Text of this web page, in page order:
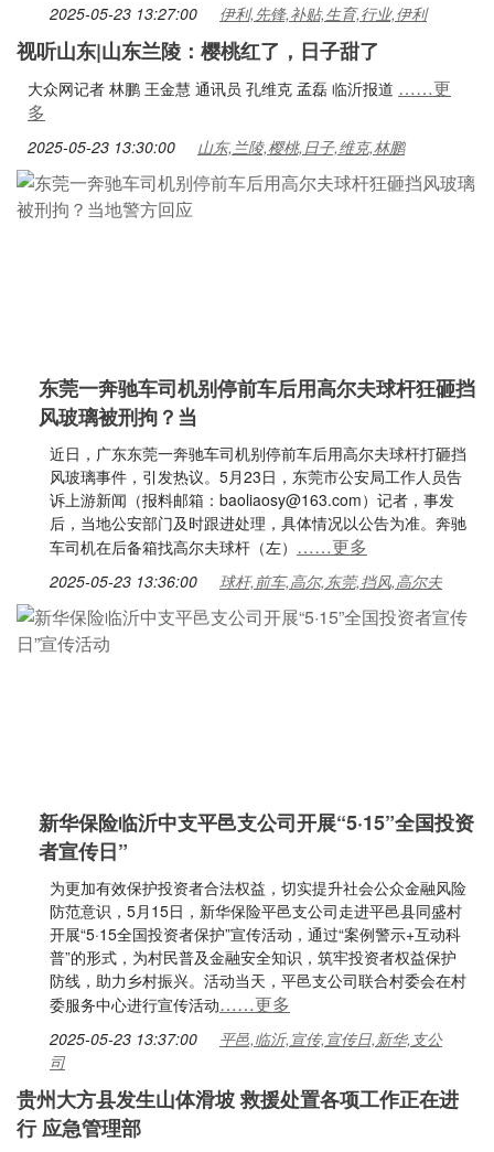
2025-05-23 13:27:00 伊利,先锋,补贴,生育,行业,伊利
视听山东|山东兰陵：樱桃红了，日子甜了
大众网记者 林鹏 王金慧 通讯员 孔维克 孟磊 临沂报道 ……更
多
2025-05-23 13:30:00 山东,兰陵,樱桃,日子,维克,林鹏
东莞一奔驰车司机别停前车后用高尔夫球杆狂砸挡
风玻璃被刑拘？当
近日，广东东莞一奔驰车司机别停前车后用高尔夫球杆打砸挡
风玻璃事件，引发热议。5月23日，东莞市公安局工作人员告
诉上游新闻（报料邮箱：baoliaosy@163.com）记者，事发
后，当地公安部门及时跟进处理，具体情况以公告为准。奔驰
车司机在后备箱找高尔夫球杆（左） ……更多
2025-05-23 13:36:00 球杆,前车,高尔,东莞,挡风,高尔夫
新华保险临沂中支平邑支公司开展“5·15”全国投资
者宣传日”
为更加有效保护投资者合法权益，切实提升社会公众金融风险
防范意识，5月15日，新华保险平邑支公司走进平邑县同盛村
开展“5·15全国投资者保护”宣传活动，通过“案例警示+互动科
普”的形式，为村民普及金融安全知识，筑牢投资者权益保护
防线，助力乡村振兴。活动当天，平邑支公司联合村委会在村
委服务中心进行宣传活动……更多
2025-05-23 13:37:00
平邑,临沂,宣传,宣传日,新华,支公
司
贵州大方县发生山体滑坡 救援处置各项工作正在进
行 应急管理部